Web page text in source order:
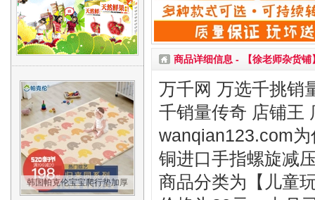
韩国帕克伦宝宝爬行垫加厚
XPE婴儿童环保泡沫客厅游戏
商品详细信息 - 【徐老师杂货
万千网 万选千挑销
千销量传奇 店铺王
wanqian123.com
铜进口手指螺旋减
商品分类为【儿童